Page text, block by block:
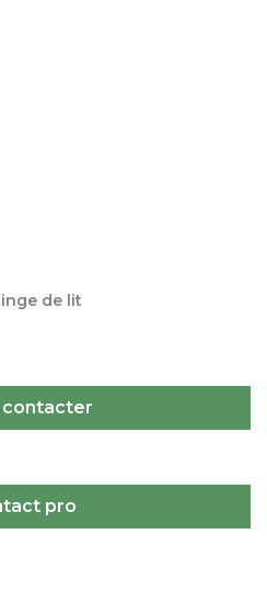
de lit
contacter
pro